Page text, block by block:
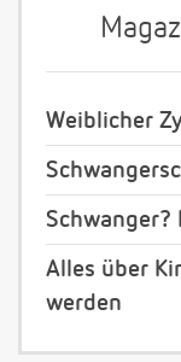
Weiblicher
Alles über
werden